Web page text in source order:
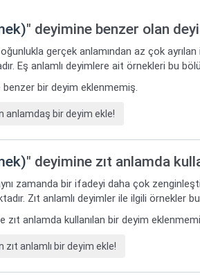
" deyimine benzer olan
gerçek anlamından az çok
Eş anlamlı deyimlere ait örnekleri bu
benzer bir deyim eklenmemiş.
anlamdaş bir deyim ekle!
" deyimine zıt anlamda
zamanda bir ifadeyi daha çok
Zıt anlamlı deyimler ile ilgili örnekler
zıt anlamda kullanılan bir deyim
zıt anlamlı bir deyim ekle!